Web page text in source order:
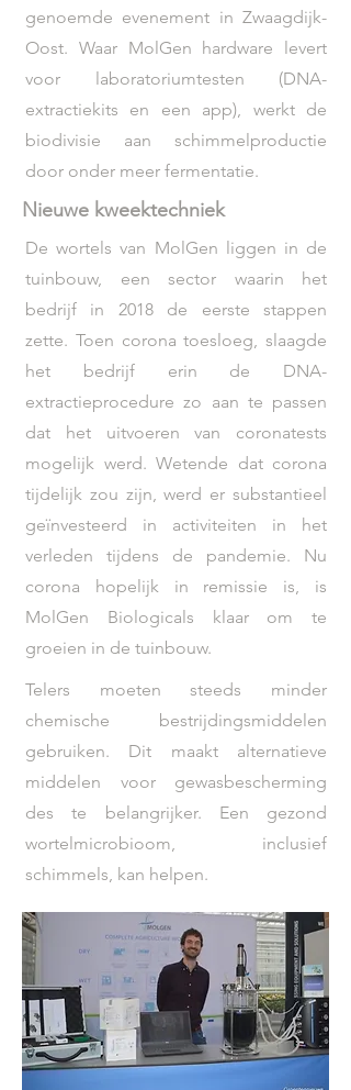
genoemde evenement in Zwaagdijk-
Oost. Waar MolGen hardware levert
voor laboratoriumtesten (DNA-
extractiekits en een app), werkt de
biodivisie aan schimmelproductie
door onder meer fermentatie.
Nieuwe kweektechniek
De wortels van MolGen liggen in de
tuinbouw, een sector waarin het
bedrijf in 2018 de eerste stappen
zette. Toen corona toesloeg, slaagde
het bedrijf erin de DNA-
extractieprocedure zo aan te passen
dat het uitvoeren van coronatests
mogelijk werd. Wetende dat corona
tijdelijk zou zijn, werd er substantieel
geïnvesteerd in activiteiten in het
verleden tijdens de pandemie. Nu
corona hopelijk in remissie is, is
MolGen Biologicals klaar om te
groeien in de tuinbouw.
Telers moeten steeds minder
chemische bestrijdingsmiddelen
gebruiken. Dit maakt alternatieve
middelen voor gewasbescherming
des te belangrijker. Een gezond
wortelmicrobioom, inclusief
schimmels, kan helpen.